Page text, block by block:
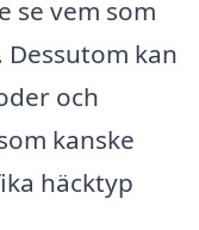
se vem som
kan
och
kanske
häcktyp